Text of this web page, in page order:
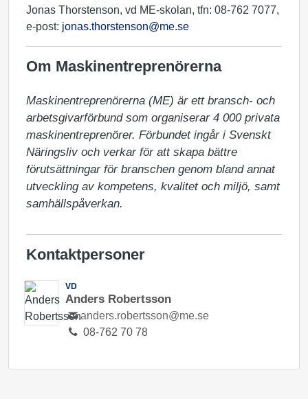
Jonas Thorstenson, vd ME-skolan, tfn: 08-762 7077,
e-post: jonas.thorstenson@me.se
Om Maskinentreprenörerna
Maskinentreprenörerna (ME) är ett bransch- och
arbetsgivarförbund som organiserar 4 000 privata
maskinentreprenörer. Förbundet ingår i Svenskt
Näringsliv och verkar för att skapa bättre
förutsättningar för branschen genom bland annat
utveckling av kompetens, kvalitet och miljö, samt
samhällspåverkan.
Kontaktpersoner
VD
Anders Robertsson
anders.robertsson@me.se
08-762 70 78